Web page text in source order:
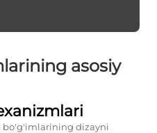
asosiy
bo'g'imlarining dizayni